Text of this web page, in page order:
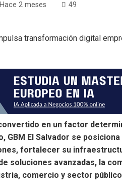
Hace 2 meses 49
en un factor
GBM El Salvador se
fortalecer su
soluciones avanzadas, la
comercio y sector